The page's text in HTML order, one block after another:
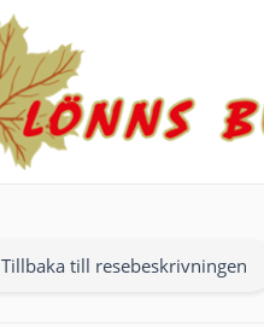
Tillbaka till resebeskrivningen